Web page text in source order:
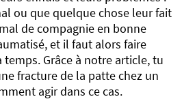
ou que quelque chose leur fait
de compagnie en bonne
et il faut alors faire
Grâce à notre article, tu
fracture de la patte chez un
agir dans ce cas.